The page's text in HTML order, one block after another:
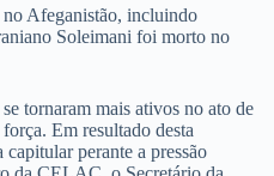
no Afeganistão, incluindo
Soleimani foi morto no
tornaram mais ativos no ato de
Em resultado desta
perante a pressão